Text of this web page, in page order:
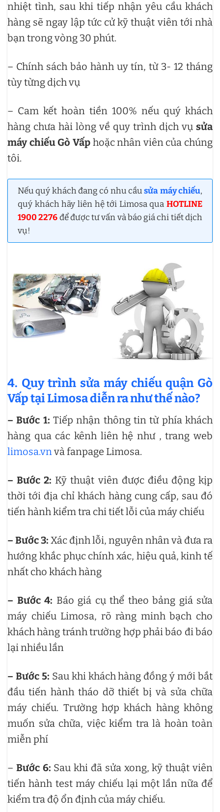
nhiệt tình, sau khi tiếp nhận yêu cầu khách
hàng sẽ ngay lập tức cử kỹ thuật viên tới nhà
bạn trong vòng 30 phút.
– Chính sách bảo hành uy tín, từ 3- 12 tháng
tùy từng dịch vụ
– Cam kết hoàn tiền 100% nếu quý khách
hàng chưa hài lòng về quy trình dịch vụ sửa
máy chiếu Gò Vấphoặc nhân viên của chúng
tôi.
Nếu quý khách đang có nhu cầusửa máy chiếu,
quý khách hãy liên hệ tới Limosa qua HOTLINE
1900 2276để được tư vấn và báo giá chi tiết dịch
vụ!
4. Quy trình sửa máy chiếu quận Gò
Vấp tại Limosa diễn ra như thế nào?
– Bước 1: Tiếp nhận thông tin từ phía khách
hàng qua các kênh liên hệ như , trang web
limosa.vnvà fanpage Limosa.
– Bước 2: Kỹ thuật viên được điều động kịp
thời tới địa chỉ khách hàng cung cấp, sau đó
tiến hành kiểm tra chi tiết lỗi của máy chiếu
– Bước 3: Xác định lỗi, nguyên nhân và đưa ra
hướng khắc phục chính xác, hiệu quả, kinh tế
nhất cho khách hàng
– Bước 4: Báo giá cụ thể theo bảng giá sửa
máy chiếu Limosa, rõ ràng minh bạch cho
khách hàng tránh trường hợp phải báo đi báo
lại nhiều lần
– Bước 5: Sau khi khách hàng đồng ý mới bắt
đầu tiến hành tháo dỡ thiết bị và sửa chữa
máy chiếu. Trường hợp khách hàng không
muốn sửa chữa, việc kiểm tra là hoàn toàn
miễn phí
– Bước 6: Sau khi đã sửa xong, kỹ thuật viên
tiến hành test máy chiếu lại một lần nữa để
kiểm tra độ ổn định của máy chiếu.